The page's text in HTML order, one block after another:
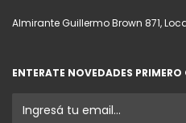
Almirante Guillermo Brown 871,
ENTERATE NOVEDADES PRIMERO